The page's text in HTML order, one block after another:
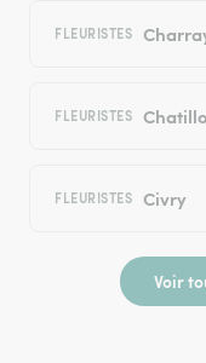
FLEURISTES
FLEURISTES
FLEURISTES Civry
Voir